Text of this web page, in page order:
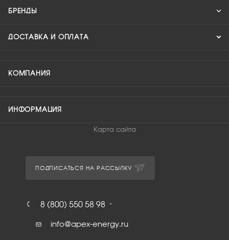
БРЕНДЫ
ДОСТАВКА И ОПЛАТА
КОМПАНИЯ
ИНФОРМАЦИЯ
Карта сайта
ПОДПИСАТЬСЯ НА РАССЫЛКУ
8 (800) 550 58 98
info@apex-energy.ru